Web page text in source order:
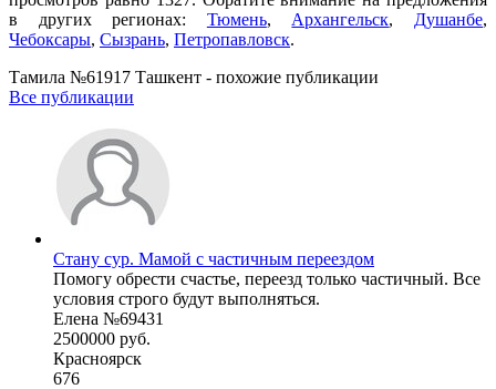
в других регионах: Тюмень, Архангельск, Душанбе,
Чебоксары, Сызрань, Петропавловск.
Тамила №61917 Ташкент - похожие публикации
Все публикации
Стану сур. Мамой с частичным переездом
Помогу обрести счастье, переезд только частичный. Все
условия строго будут выполняться.
Елена №69431
2500000 руб.
Красноярск
676